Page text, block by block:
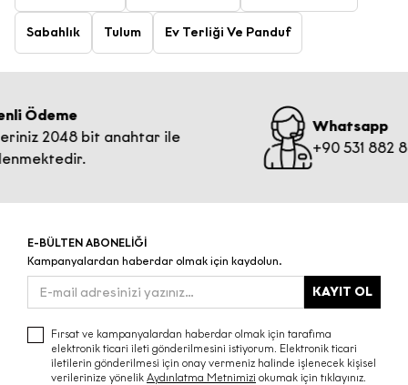
Sabahlık Tulum Ev Terliği Ve Panduf
bit anahtar ile
Whatsapp
+90 531 882 89 01
E-BÜLTEN ABONELİĞİ
Kampanyalardan haberdar olmak için kaydolun.
KAYIT OL
Fırsat ve kampanyalardan haberdar olmak için tarafıma
elektronik ticari ileti gönderilmesini istiyorum. Elektronik ticari
iletilerin gönderilmesi için onay vermeniz halinde işlenecek kişisel
verilerinize yönelik Aydınlatma Metnimizi okumak için tıklayınız.